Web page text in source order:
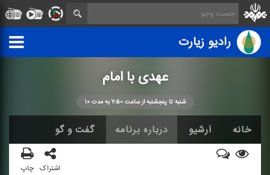
رادیو زیارت
عهدی با امام
شنبه تا پنجشنبه از ساعت ۷:۵۰ به مدت ۱۰
خانه آرشیو درباره برنامه گفت و گو
اشتراک چاپ